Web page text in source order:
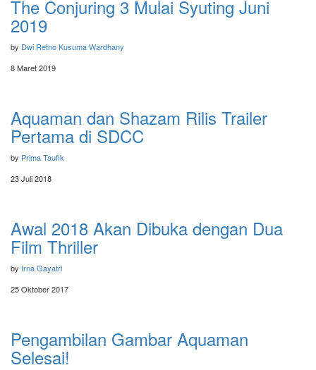
The Conjuring 3 Mulai Syuting Juni
2019
by Dwi Retno Kusuma Wardhany
8 Maret 2019
Aquaman dan Shazam Rilis Trailer
Pertama di SDCC
by Prima Taufik
23 Juli 2018
Awal 2018 Akan Dibuka dengan Dua
Film Thriller
by Irna Gayatri
25 Oktober 2017
Pengambilan Gambar Aquaman
Selesai!